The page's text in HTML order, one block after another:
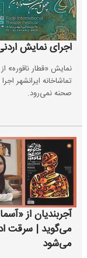
اجرای نمایش
نمایش «قطار ناقوره»
تماشاخانه ایرانشهر
صحنه نمی‌رود.
آجربندیان از
می‌گوید | سرقت
می‌شود